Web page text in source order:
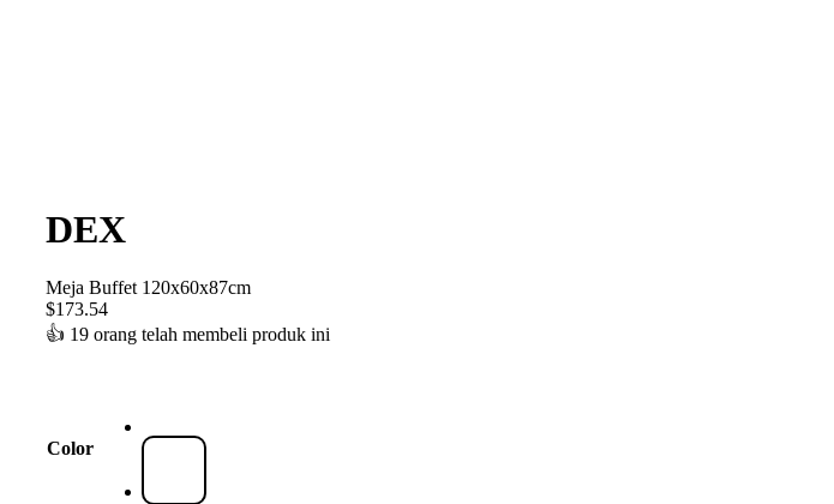
DEX
Meja Buffet 120x60x87cm
$173.54
👍 19 orang telah membeli produk ini
Color